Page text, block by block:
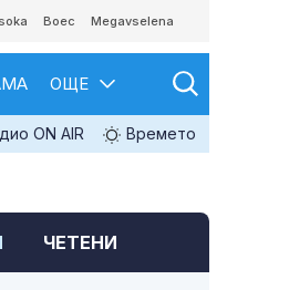
Boec Megavselena
ОЩЕ
ON AIR Времето
ЧЕТЕНИ